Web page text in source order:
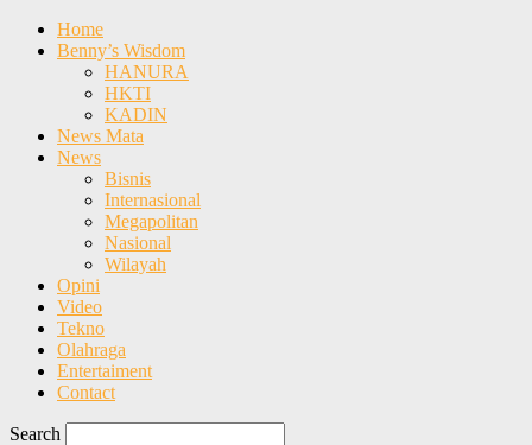
Home
Benny’s Wisdom
HANURA
HKTI
KADIN
News Mata
News
Bisnis
Internasional
Megapolitan
Nasional
Wilayah
Opini
Video
Tekno
Olahraga
Entertaiment
Contact
Search